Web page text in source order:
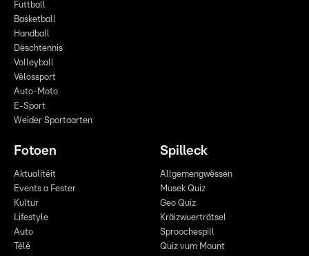
Futtball
Basketball
Handball
Dëschtennis
Volleyball
Vëlossport
Auto-Moto
E-Sport
Weider Sportaarten
Fotoen
Aktualitéit
Events a Fester
Kultur
Lifestyle
Auto
Télé
Spilleck
Allgemengwëssen
Musek Quiz
Geo Quiz
Kräizwuerträtsel
Sproochespill
Quiz vum Mount